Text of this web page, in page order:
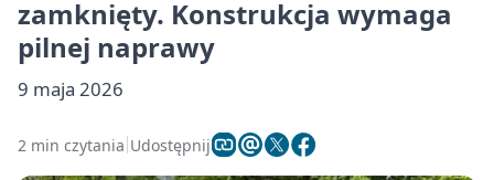
zamknięty. Konstrukcja wymaga
pilnej naprawy
9 maja 2026
2 min czytania Udostępnij